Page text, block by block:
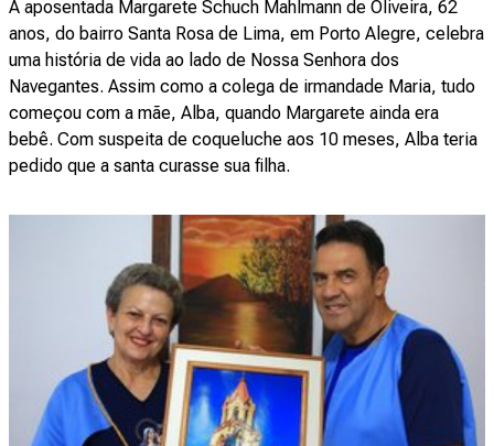
A aposentada Margarete Schuch Mahlmann de Oliveira, 62
anos, do bairro Santa Rosa de Lima, em Porto Alegre, celebra
uma história de vida ao lado de Nossa Senhora dos
Navegantes. Assim como a colega de irmandade Maria, tudo
começou com a mãe, Alba, quando Margarete ainda era
bebê. Com suspeita de coqueluche aos 10 meses, Alba teria
pedido que a santa curasse sua filha.